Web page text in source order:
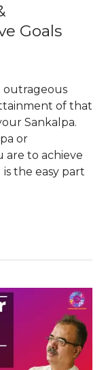
Goals
outrageous
of that
Sankalpa.
or
are to achieve
the easy part